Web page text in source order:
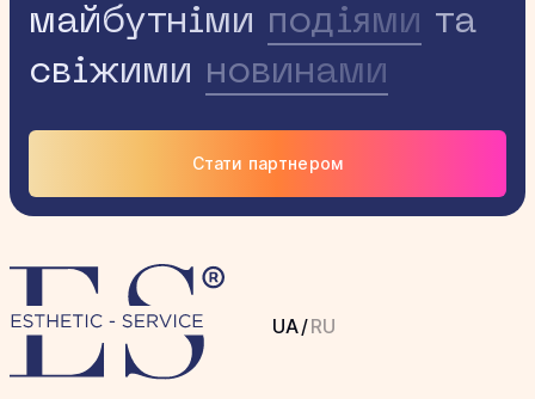
майбутніми подіями та
свіжими новинами
Стати партнером
UA/RU